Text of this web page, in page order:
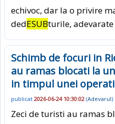
echivoc, dar la o privire
dedESUBturile, adevarate
Schimb de focuri in
au ramas blocati la
in timpul unei
publicat 2026-06-24 10:30:02 (Adevarul)
Zeci de turisti au ramas